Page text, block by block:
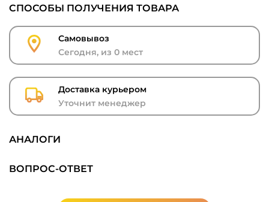
СПОСОБЫ ПОЛУЧЕНИЯ ТОВАРА
Самовывоз
Сегодня, из 0 мест
Доставка курьером
Уточнит менеджер
АНАЛОГИ
ВОПРОС-ОТВЕТ